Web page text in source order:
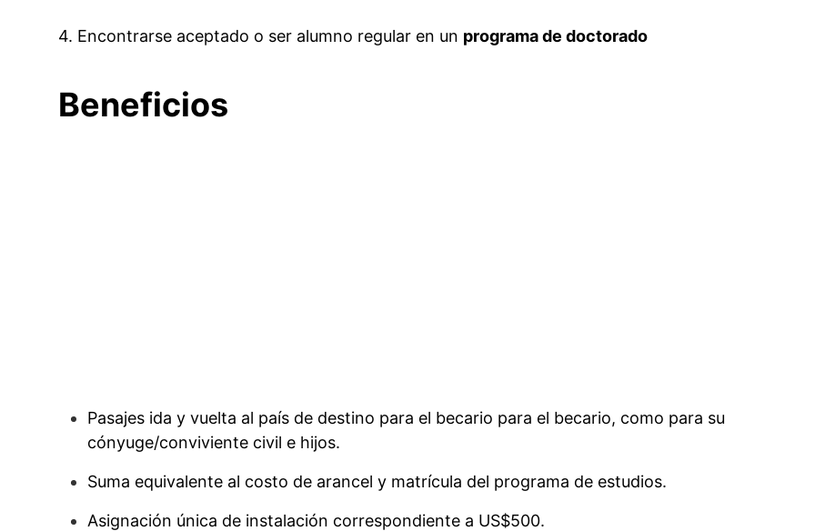
4. Encontrarse aceptado o ser alumno regular en un programa de doctorado
Beneficios
Pasajes ida y vuelta al país de destino para el becario para el becario, como para su
cónyuge/conviviente civil e hijos.
Suma equivalente al costo de arancel y matrícula del programa de estudios.
Asignación única de instalación correspondiente a US$500.